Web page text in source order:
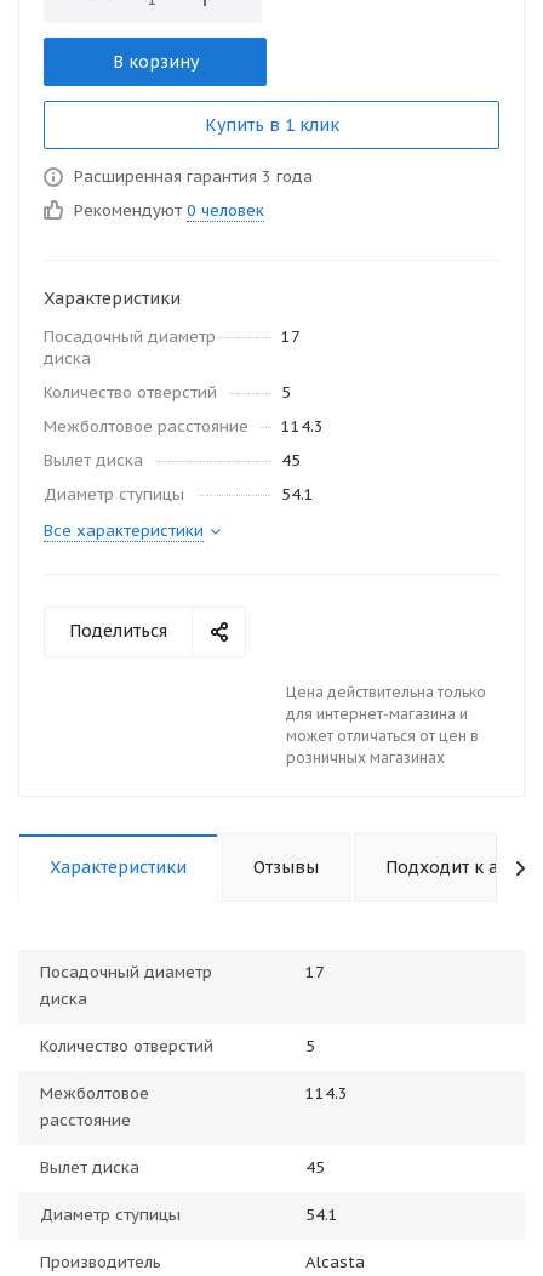
В корзину
Купить в 1 клик
Расширенная гарантия 3 года
Рекомендуют 0 человек
Характеристики
Посадочный диаметр
диска
17
Количество отверстий
5
Межболтовое расстояние
114.3
Вылет диска
45
Диаметр ступицы
54.1
Все характеристики
Поделиться
Цена действительна только
для интернет-магазина и
может отличаться от цен в
розничных магазинах
Характеристики Отзывы Подходит к авто
Посадочный диаметр
диска
17
Количество отверстий 5
Межболтовое
расстояние
114.3
Вылет диска 45
Диаметр ступицы 54.1
Производитель Alcasta